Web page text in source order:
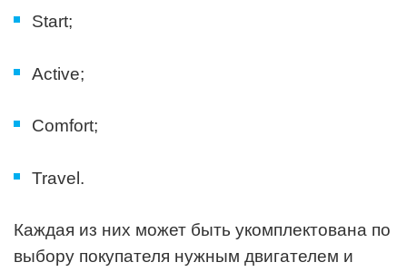
Start;
Active;
Comfort;
Travel.
Каждая из них может быть укомплектована по
выбору покупателя нужным двигателем и